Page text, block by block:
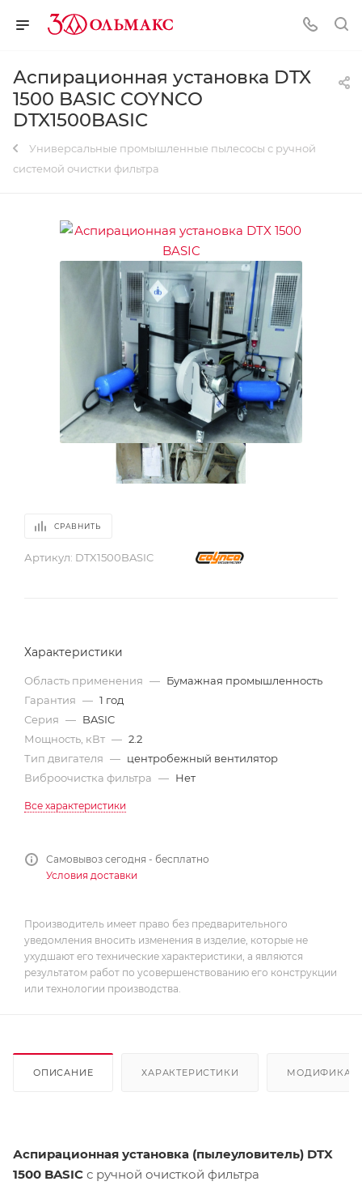
Аспирационная установка DTX
1500 BASIC COYNCO
DTX1500BASIC
Универсальные промышленные пылесосы с ручной
системой очистки фильтра
СРАВНИТЬ
Артикул: DTX1500BASIC
Характеристики
Область применения — Бумажная промышленность
Гарантия — 1 год
Серия — BASIC
Мощность, кВт — 2.2
Тип двигателя — центробежный вентилятор
Виброочистка фильтра — Нет
Все характеристики
Самовывоз сегодня - бесплатно
Условия доставки
Производитель имеет право без предварительного
уведомления вносить изменения в изделие, которые не
ухудшают его технические характеристики, а являются
результатом работ по усовершенствованию его конструкции
или технологии производства.
ОПИСАНИЕ ХАРАКТЕРИСТИКИ
Аспирационная установка (пылеуловитель) DTX
1500 BASIC с ручной очисткой фильтра